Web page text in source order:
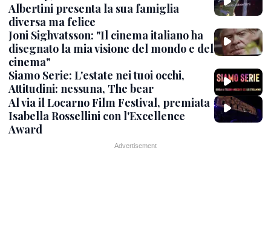
Albertini presenta la sua famiglia
diversa ma felice
Joni Sighvatsson: "Il cinema italiano ha
disegnato la mia visione del mondo e del
cinema"
Siamo Serie: L'estate nei tuoi occhi,
Attitudini: nessuna, The bear
Al via il Locarno Film Festival, premiata
Isabella Rossellini con l'Excellence
Award